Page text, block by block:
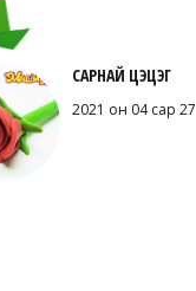
САРНАЙ ЦЭЦЭГ
2021 он 04 сар 27